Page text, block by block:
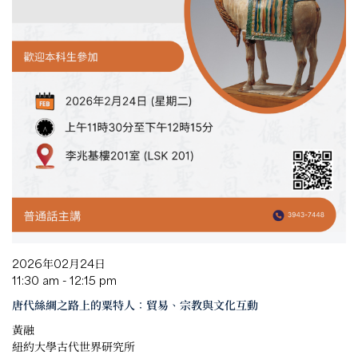
2026年02月24日
11:30 am - 12:15 pm
唐代絲綢之路上的粟特人：貿易、宗教與文化互動
黃融
紐約大學古代世界研究所